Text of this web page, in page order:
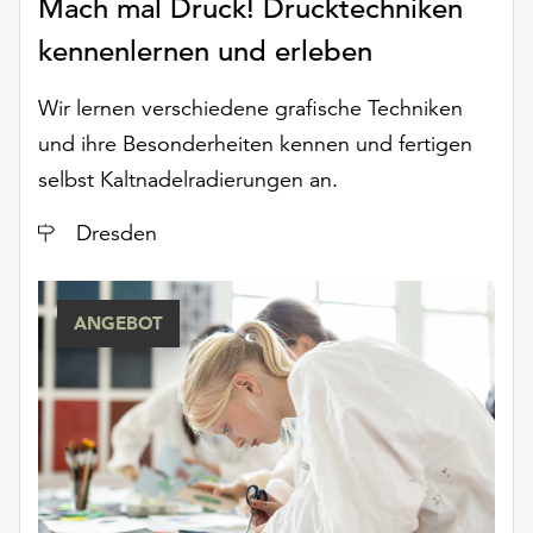
unserer
Datenschutzerklärung
dem
Impressum
Mach mal Druck! Drucktechniken
kennenlernen und erleben
Wir lernen verschiedene grafische Techniken
und ihre Besonderheiten kennen und fertigen
selbst Kaltnadelradierungen an.
Ort
Dresden
ANGEBOT